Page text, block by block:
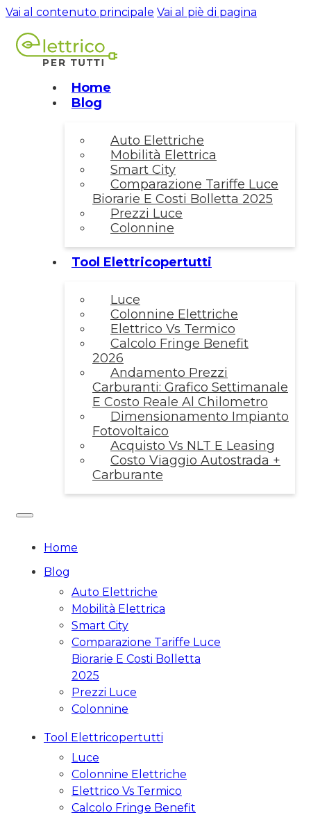
Vai al contenuto principale Vai al piè di pagina
Home
Blog
Auto Elettriche
Mobilità Elettrica
Smart City
Comparazione Tariffe Luce
Biorarie E Costi Bolletta 2025
Prezzi Luce
Colonnine
Tool Elettricopertutti
Luce
Colonnine Elettriche
Elettrico Vs Termico
Calcolo Fringe Benefit
2026
Andamento Prezzi
Carburanti: Grafico Settimanale
E Costo Reale Al Chilometro
Dimensionamento Impianto
Fotovoltaico
Acquisto Vs NLT E Leasing
Costo Viaggio Autostrada +
Carburante
Home
Blog
Auto Elettriche
Mobilità Elettrica
Smart City
Comparazione Tariffe Luce
Biorarie E Costi Bolletta
2025
Prezzi Luce
Colonnine
Tool Elettricopertutti
Luce
Colonnine Elettriche
Elettrico Vs Termico
Calcolo Fringe Benefit